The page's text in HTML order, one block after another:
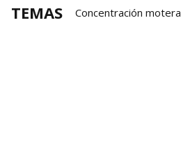
TEMAS Concentración motera